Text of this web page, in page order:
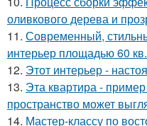
оливкового дерева и
11. Современный,
интерьер площадью 60 кв.
12. Этот интерьер -
13. Эта квартира -
пространство может
14. Мастер-классу по